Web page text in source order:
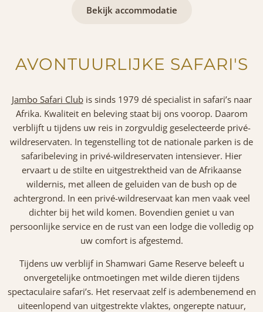
Bekijk accommodatie
AVONTUURLIJKE SAFARI'S
Jambo Safari Clubis sinds 1979 dé specialist in safari’s naar
Afrika. Kwaliteit en beleving staat bij ons voorop. Daarom
verblijft u tijdens uw reis in zorgvuldig geselecteerde privé-
wildreservaten. In tegenstelling tot de nationale parken is de
safaribeleving in privé-wildreservaten intensiever. Hier
ervaart u de stilte en uitgestrektheid van de Afrikaanse
wildernis, met alleen de geluiden van de bush op de
achtergrond. In een privé-wildreservaat kan men vaak veel
dichter bij het wild komen. Bovendien geniet u van
persoonlijke service en de rust van een lodge die volledig op
uw comfort is afgestemd.
Tijdens uw verblijf in Shamwari Game Reserve beleeft u
onvergetelijke ontmoetingen met wilde dieren tijdens
spectaculaire safari’s. Het reservaat zelf is adembenemend en
uiteenlopend van uitgestrekte vlaktes, ongerepte natuur,